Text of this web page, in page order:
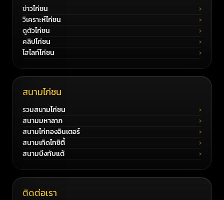
ข่าวไก่ชน
วิเคราะห์ไก่ชน
ดูตัวไก่ชน
คลิปไก่ชน
ไฮไลท์ไก่ชน
สนามไก่ชน
รวมสนามไก่ชน
สนามมหาลาภ
สนามไก่ทองอินเตอร์
สนามเทิดไทซิตี้
สนามบึงทับแต้
ติดต่อเรา